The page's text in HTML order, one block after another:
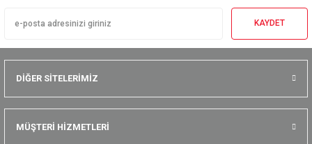
KAYDET
DİĞER SİTELERİMİZ
MÜŞTERİ HİZMETLERİ